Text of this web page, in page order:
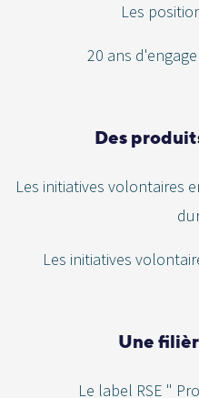
Les
20 ans
Des
Les initiatives volontaires
Les initiatives
Une
Le label RSE "